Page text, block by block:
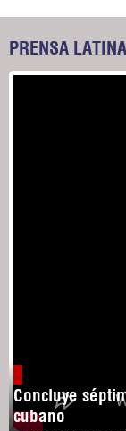
PRENSA
Concluye
cubano